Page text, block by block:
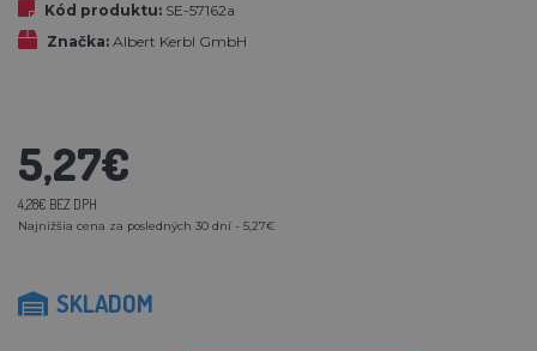
Kód produktu: SE-57162a
Značka: Albert Kerbl GmbH
5,27€
4,28€ BEZ DPH
Najnižšia cena za posledných 30 dní - 5,27€
SKLADOM